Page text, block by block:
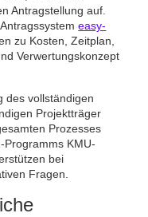
Antragstellung auf.
easy-
zu Kosten, Zeitplan,
Verwertungskonzept
des vollständigen
Projektträger
Prozesses
Programms KMU-
bei
Fragen.